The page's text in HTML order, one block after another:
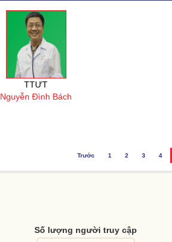
TTƯT
Nguyễn Đình Bách
Trước 1 2 3 4
Số lượng người truy cập